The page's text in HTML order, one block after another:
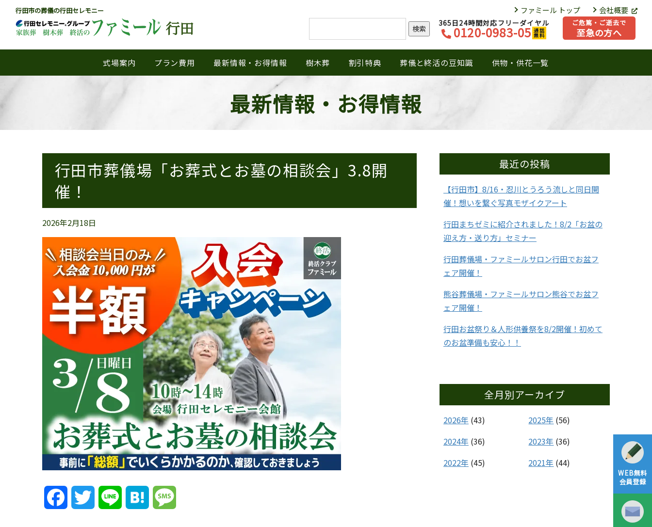
行田市の葬儀の行田セレモニー
行田
式場案内 プラン費用 最新情報・お得情報 樹木葬 割引特典 葬儀と終活の豆知識 供物・供花一覧
ファミール トップ 会社概要
検索
365日24時間対応フリーダイヤル
0120-0983-05 通話
無料
ご危篤・ご逝去で
至急の方へ
WEB無料
会員登録
最新情報・お得情報
行田市葬儀場「お葬式とお墓の相談会」3.8開
催！
2026年2月18日
FacebookTwitter Line Hatena
最近の投稿
【行田市】8/16・忍川とうろう流しと同日開
催！想いを繋ぐ写真モザイクアート
行田まちゼミに紹介されました！8/2「お盆の
迎え方・送り方」セミナー
行田葬儀場・ファミールサロン行田でお盆フ
ェア開催！
熊谷葬儀場・ファミールサロン熊谷でお盆フ
ェア開催！
行田お盆祭り＆人形供養祭を8/2開催！初めて
のお盆準備も安心！！
全月別アーカイブ
2026年 (43) 2025年 (56)
2024年 (36) 2023年 (36)
2022年 (45) 2021年 (44)